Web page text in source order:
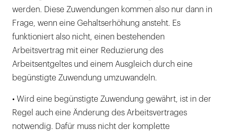
werden. Diese Zuwendungen kommen also nur dann in
Frage, wenn eine Gehaltserhöhung ansteht. Es
funktioniert also nicht, einen bestehenden
Arbeitsvertrag mit einer Reduzierung des
Arbeitsentgeltes und einem Ausgleich durch eine
begünstigte Zuwendung umzuwandeln.
• Wird eine begünstigte Zuwendung gewährt, ist in der
Regel auch eine Änderung des Arbeitsvertrages
notwendig. Dafür muss nicht der komplette